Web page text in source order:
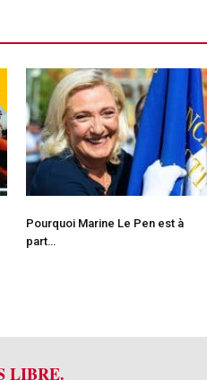
Pourquoi Marine Le Pen est à
part…
LIBRE.